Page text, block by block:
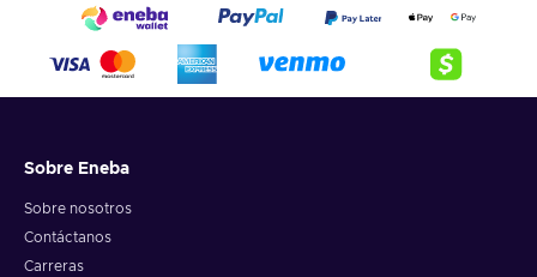
Sobre Eneba
Sobre nosotros
Contáctanos
Carreras